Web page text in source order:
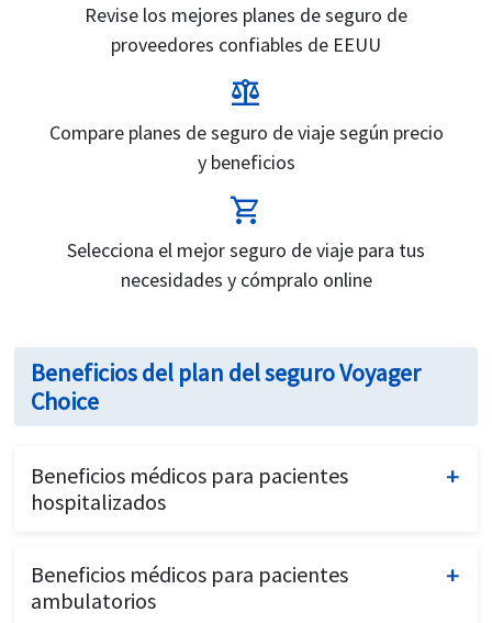
Revise los mejores planes de seguro de
proveedores confiables de EEUU
balance
Compare planes de seguro de viaje según precio
y beneficios
shopping_cart
Selecciona el mejor seguro de viaje para tus
necesidades y cómpralo online
Beneficios del plan del seguro Voyager
Choice
Beneficios médicos para pacientes
hospitalizados
radiografías de diagnóstico y laboratorio.
Beneficios médicos para pacientes
ambulatorios